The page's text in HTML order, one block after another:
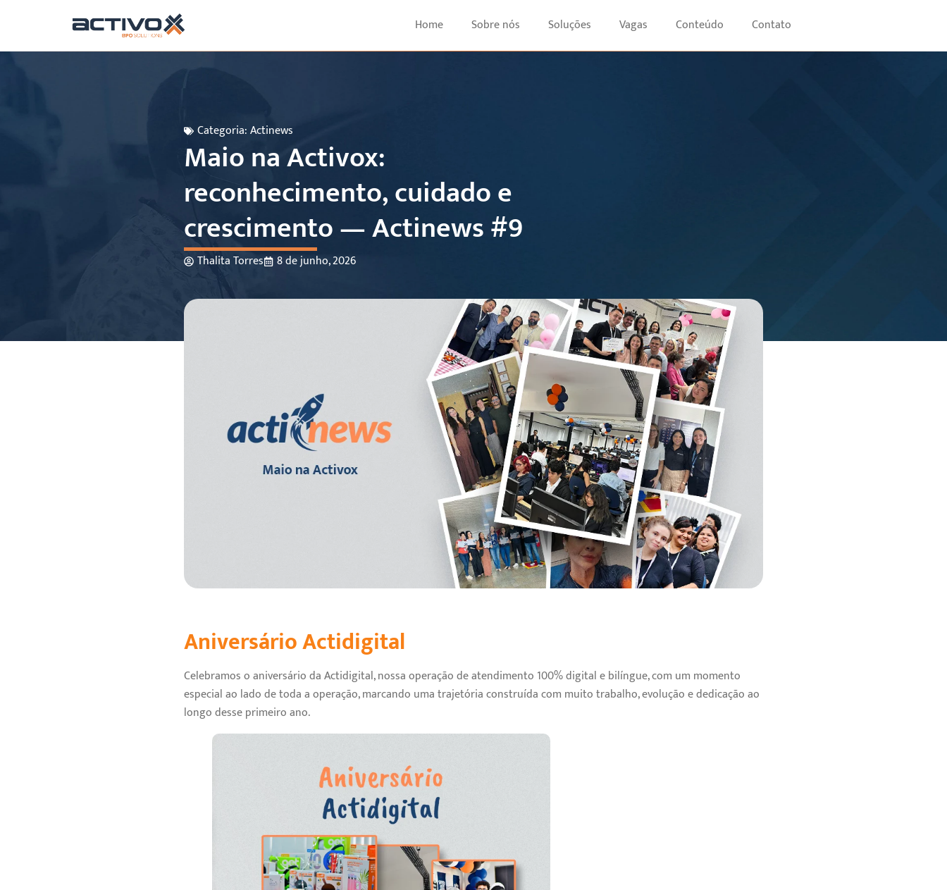
Home Sobre nós Soluções Vagas Conteúdo Contato
Categoria:Actinews
Maio na Activox:
reconhecimento, cuidado e
crescimento — Actinews #9
Thalita Torres 8 de junho, 2026
Aniversário Actidigital
Celebramos o aniversário da Actidigital, nossa operação de atendimento 100% digital e bilíngue, com um momento
especial ao lado de toda a operação, marcando uma trajetória construída com muito trabalho, evolução e dedicação ao
longo desse primeiro ano.